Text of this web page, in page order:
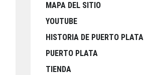
MAPA DEL SITIO
YOUTUBE
HISTORIA DE PUERTO PLATA
PUERTO PLATA
TIENDA